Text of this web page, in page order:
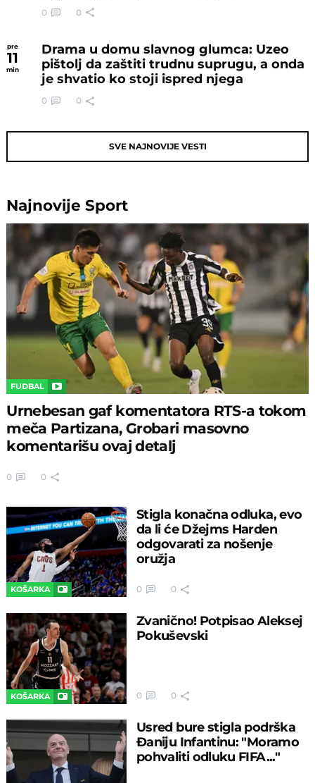
0 0
pre
11
min
Drama u domu slavnog glumca: Uzeo
pištolj da zaštiti trudnu suprugu, a onda
je shvatio ko stoji ispred njega
0 0
SVE NAJNOVIJE VESTI
NajnovijeSport
FUDBAL
Urnebesan gaf komentatora RTS-a tokom
meča Partizana, Grobari masovno
komentarišu ovaj detalj
0 0
KOŠARKA
Stigla konačna odluka, evo
da li će Džejms Harden
odgovarati za nošenje
oružja
0 0
KOŠARKA
Zvanično! Potpisao Aleksej
Pokuševski
0 0
Usred bure stigla podrška
Đaniju Infantinu: "Moramo
pohvaliti odluku FIFA..."